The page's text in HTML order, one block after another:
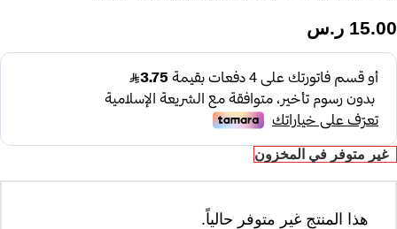
15.00 ر.س
غير متوفر في المخزون
هذا المنتج غير متوفر حالياً.